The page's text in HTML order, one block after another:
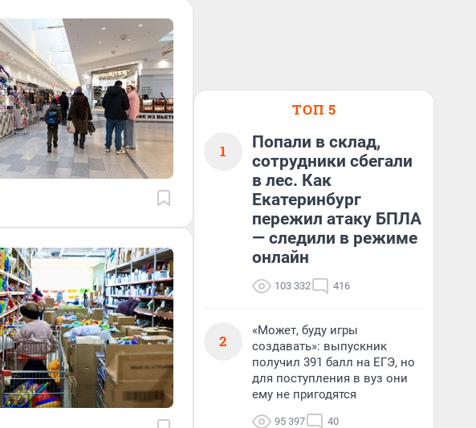
ТОП 5
1
Попали в склад,
сотрудники сбегали
в лес. Как
Екатеринбург
пережил атаку БПЛА
— следили в режиме
онлайн
103 332 416
2
«Может, буду игры
создавать»: выпускник
получил 391 балл на ЕГЭ, но
для поступления в вуз они
ему не пригодятся
95 397 40